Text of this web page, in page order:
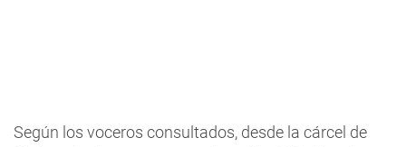
Según los voceros consultados, desde la cárcel de